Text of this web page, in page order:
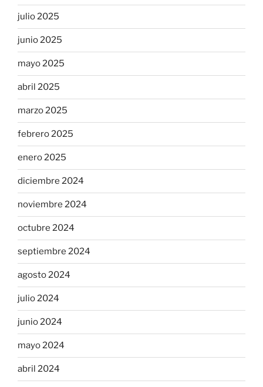
julio 2025
junio 2025
mayo 2025
abril 2025
marzo 2025
febrero 2025
enero 2025
diciembre 2024
noviembre 2024
octubre 2024
septiembre 2024
agosto 2024
julio 2024
junio 2024
mayo 2024
abril 2024